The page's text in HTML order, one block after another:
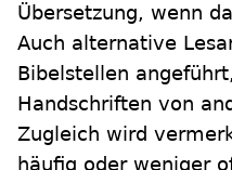
Übersetzung, wenn
Auch alternative
Bibelstellen
Handschriften von
Zugleich wird
häufig oder weniger